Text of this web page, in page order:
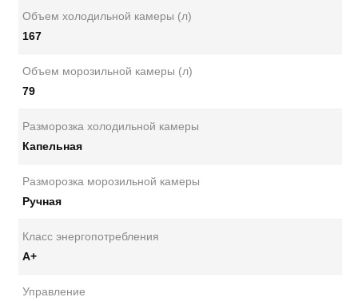
Объем холодильной камеры (л)
167
Объем морозильной камеры (л)
79
Разморозка холодильной камеры
Капельная
Разморозка морозильной камеры
Ручная
Класс энергопотребления
А+
Управление